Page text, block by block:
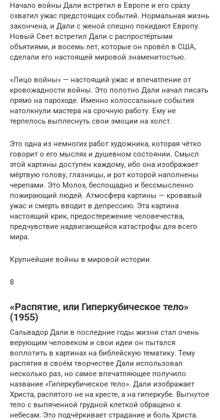
Начало войны Дали встретил в Европе и его сразу
охватил ужас предстоящих событий. Нормальная жизнь
закончена, и Дали с женой спешно покидают Европу.
Новый Свет встретил Дали с распростёртыми
объятиями, и восемь лет, которые он провёл в США,
сделали его настоящей мировой знаменитостью.
«Лицо войны» — настоящий ужас и впечатление от
кровожадности войны. Это полотно Дали начал писать
прямо на пароходе. Именно колоссальные события
натолкнули мастера на срочную работу. Ему не
терпелось выплеснуть свои эмоции на холст.
Это одна из немногих работ художника, которая чётко
говорит о его мыслях и душевном состоянии. Смысл
этой картины доступен каждому, ибо она изображает
мёртвую голову, глазницы, и рот которой наполнены
черепами. Это Молох, беспощадно и бессмысленно
пожирающий людей. Атмосфера картины — кровавый
ужас и смерть вводит в депрессию. Эта картина
настоящий крик, предостережение человечества,
предчувствие надвигающейся катастрофы для всего
мира.
Крупнейшие войны в мировой истории.
8
«Распятие, или Гиперкубическое тело»
(1955)
Сальвадор Дали в последние годы жизни стал очень
верующим человеком и свои идеи он пытался
воплотить в картинах на библейскую тематику. Тему
распятия в своём творчестве Дали использовал
несколько раз, но самое впечатляющее получило
название «Гиперкубическое тело». Дали изображает
Христа, распятого не на кресте, а на гиперкубе. Выгнутое
тело с выпяченной грудной клеткой обращено к
небесам. Это подчёркивает страдание и боль Христа.